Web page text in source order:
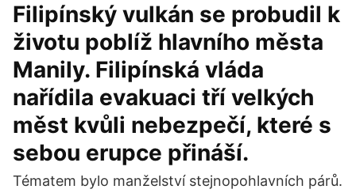
Filipínský vulkán se probudil k
životu poblíž hlavního města
Manily. Filipínská vláda
nařídila evakuaci tří velkých
měst kvůli nebezpečí, které s
sebou erupce přináší.
Tématem bylo manželství stejnopohlavních párů.